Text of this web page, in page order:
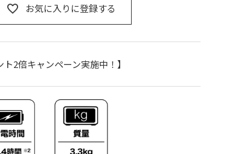
お気に入りに登録する
2倍キャンペーン実施中！】